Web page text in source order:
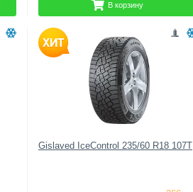
В корзину
Gislaved IceControl 235/60 R18 107T